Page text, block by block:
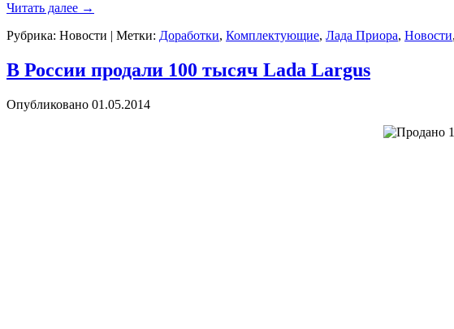
Читать далее →
Рубрика: Новости | Метки: Доработки, Комплектующие, Лада Приора, Новости,
В России продали 100 тысяч Lada Largus
Опубликовано 01.05.2014